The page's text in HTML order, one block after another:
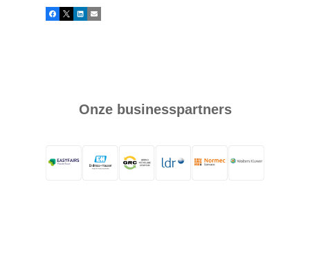
Facebook
X LinkedInE-mail
Onze businesspartners